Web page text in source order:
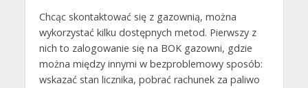
Chcąc skontaktować się z gazownią, można
wykorzystać kilku dostępnych metod. Pierwszy z
nich to zalogowanie się na BOK gazowni, gdzie
można między innymi w bezproblemowy sposób:
wskazać stan licznika, pobrać rachunek za paliwo